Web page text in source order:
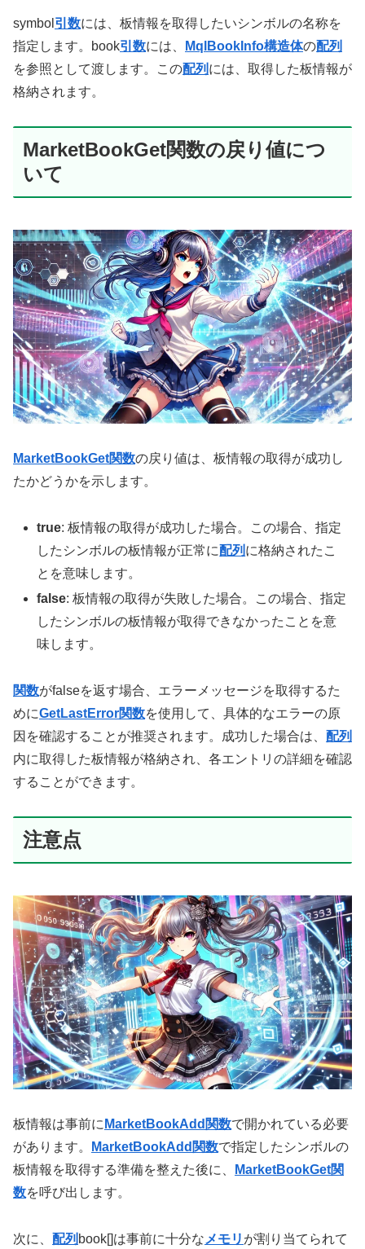
symbol 引数には、板情報を取得したいシンボルの名称を
指定します。book引数には、 MqlBookInfo構造体の配列
を参照として渡します。この配列 には、取得した板情報が
格納されます。
MarketBookGet関数の戻り値につ
いて
MarketBookGet関数の戻り値は、板情報の取得が成功し
たかどうかを示します。
true: 板情報の取得が成功した場合。この場合、指定
したシンボルの板情報が正常に配列 に格納されたこ
とを意味します。
false: 板情報の取得が失敗した場合。この場合、指定
したシンボルの板情報が取得できなかったことを意
味します。
関数がfalseを返す場合、エラーメッセージを取得するた
めにGetLastError関数を使用して、具体的なエラーの原
因を確認することが推奨されます。成功した場合は、 配列
内に取得した板情報が格納され、各エントリの詳細を確認
することができます。
注意点
板情報は事前に MarketBookAdd関数で開かれている必要
があります。
MarketBookAdd関数で指定したシンボルの
板情報を取得する準備を整えた後に、
MarketBookGet関
数を呼び出します。
次に、 配列 book[]は事前に十分な メモリ が割り当てられて